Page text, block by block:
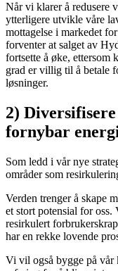
Når vi klarer å redusere
ytterligere utvikle våre
mottagelse i markedet
forventer at salget av
fortsette å øke, ettersom
grad er villig til å betale
løsninger.
2)
fornybar
Som ledd i vår nye
områder som
Verden trenger å skape
et stort potensial for
resirkulert
har en rekke lovende
Vi vil også bygge på vår